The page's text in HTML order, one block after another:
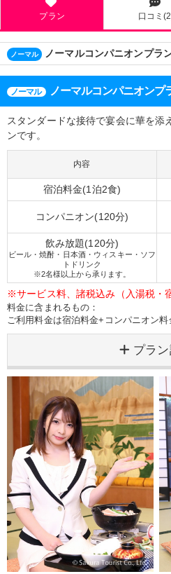
プラン 口コミ
ノーマル ノーマルコンパニオンプラ
ノーマル ノーマルコンパニオンプ
スタンダードな接待で宴会に華を添
ンです。
内容
宿泊料金(1泊2食)
コンパニオン(120分)
飲み放題(120分)
ビール・焼酎・日本酒・ウィスキー・ソフ
トドリンク
※2名様以上から承ります。
※サービス料、諸税込み（入湯税・
料金に含まれるもの：
ご利用料金は宿泊料金+コンパニオン
プラ